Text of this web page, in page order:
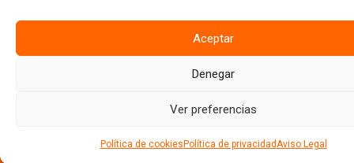
Aceptar
Denegar
Ver preferencias
Política de cookies Política de privacidadAviso Legal